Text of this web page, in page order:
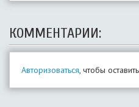
КОММЕНТАРИИ:
Авторизоваться, чтобы